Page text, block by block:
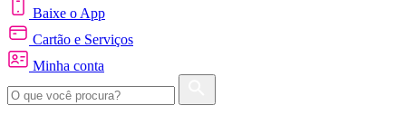
Baixe o App
Cartão e Serviços
Minha conta